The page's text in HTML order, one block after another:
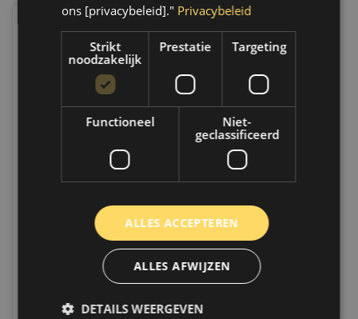
Sonic Ratel flex 3/8", 45T |
7110102
Op voorraad verzending binnen 1 a 2
werkdagen. Boven de 50,- gratis
verzending. (NL & BE)
Vergelijk
ons [privacybeleid]." Privacybeleid
Strikt
noodzakelijk
Prestatie Targeting
Functioneel
Niet-
geclassificeerd
ALLES ACCEPTEREN
ALLES AFWIJZEN
DETAILS WEERGEVEN